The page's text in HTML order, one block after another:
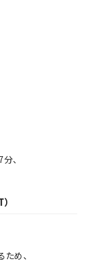
、
ため、